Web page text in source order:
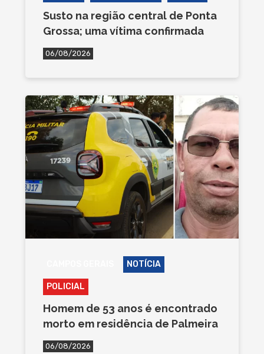
Susto na região central de Ponta
Grossa; uma vítima confirmada
06/08/2026
NOTÍCIA
POLICIAL
Homem de 53 anos é encontrado
morto em residência de Palmeira
06/08/2026